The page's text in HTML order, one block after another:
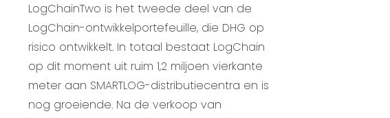
LogChainTwo is het tweede deel van de
LogChain-ontwikkelportefeuille, die DHG op
risico ontwikkelt. In totaal bestaat LogChain
op dit moment uit ruim 1,2 miljoen vierkante
meter aan SMARTLOG-distributiecentra en is
nog groeiende. Na de verkoop van